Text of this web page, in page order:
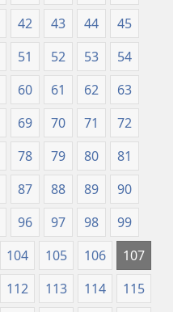
42 43 44
45
51 52 53
54
60 61 62
63
69 70 71
72
78 79 80
81
87 88 89
90
96 97 98
99
104 105 106
107
112 113 114
115